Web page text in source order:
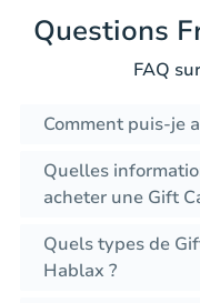
Questions
FAQ
Comment puis-je
Quelles
acheter une Gift
Quels types de
Hablax ?